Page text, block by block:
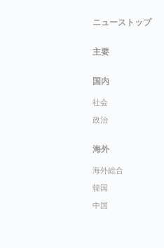
ニューストップ
主要
国内
社会
政治
海外
海外総合
韓国
中国